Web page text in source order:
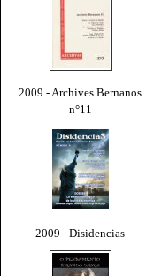
2009 - Archives Bernanos
n°11
2009 - Disidencias